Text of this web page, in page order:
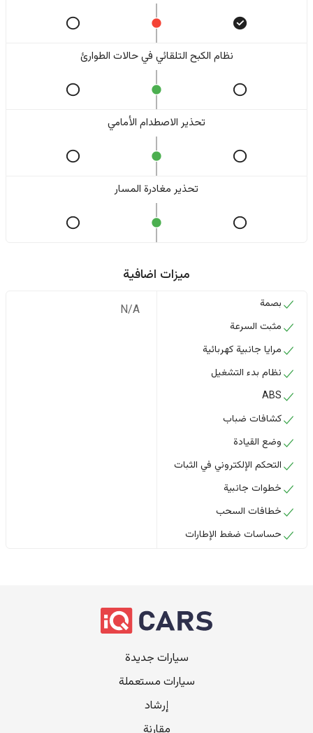
نظام الكبح التلقائي في حالات الطوارئ
تحذير الاصطدام الأمامي
تحذير مغادرة المسار
ميزات اضافية
بصمة
مثبت السرعة
مرايا جانبية كهربائية
نظام بدء التشغيل
ABS
كشافات ضباب
وضع القيادة
التحكم الإلكتروني في الثبات
خطوات جانبية
خطافات السحب
حساسات ضغط الإطارات
N/A
سيارات جديدة
سيارات مستعملة
إرشاد